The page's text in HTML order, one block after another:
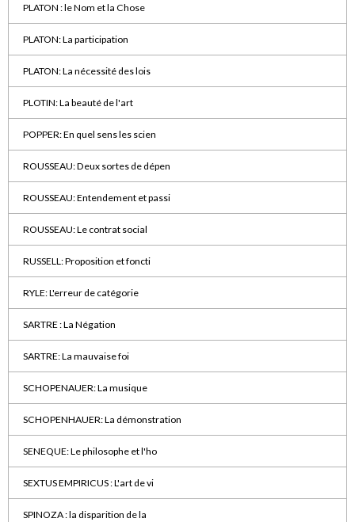
PLATON : le Nom et la Chose
PLATON: La participation
PLATON: La nécessité des lois
PLOTIN: La beauté de l'art
POPPER: En quel sens les scien
ROUSSEAU: Deux sortes de dépen
ROUSSEAU: Entendement et passi
ROUSSEAU: Le contrat social
RUSSELL: Proposition et foncti
RYLE: L'erreur de catégorie
SARTRE : La Négation
SARTRE: La mauvaise foi
SCHOPENAUER: La musique
SCHOPENHAUER: La démonstration
SENEQUE: Le philosophe et l'ho
SEXTUS EMPIRICUS : L'art de vi
SPINOZA : la disparition de la